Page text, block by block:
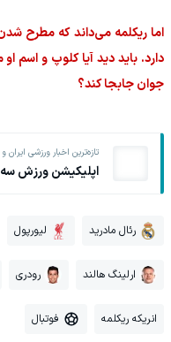
اما ریکلمه می‌داند که مطرح
دارد. باید دید آیا کلوپ و اسم
جوان جابجا کند؟
تازه‌ترین اخبار ورزشی ایران
اپلیکیشن ورزش سه
رئال مادرید لیورپول
ارلینگ هالند رودری
انریکه ریکلمه فوتبال